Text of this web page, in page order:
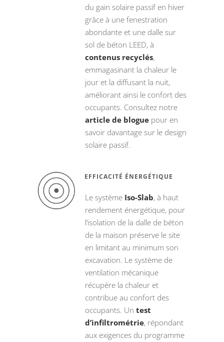
du gain solaire passif en hiver
grâce à une fenestration
abondante et une dalle sur
sol de béton LEED, à
contenus recyclés,
emmagasinant la chaleur le
jour et la diffusant la nuit,
améliorant ainsi le confort des
occupants. Consultez notre
article de blogue pour en
savoir davantage sur le design
solaire passif.
EFFICACITÉ ÉNERGÉTIQUE
Le système Iso-Slab, à haut
rendement énergétique, pour
l’isolation de la dalle de béton
de la maison préserve le site
en limitant au minimum son
excavation. Le système de
ventilation mécanique
récupère la chaleur et
contribue au confort des
occupants. Un test
d’infiltrométrie, répondant
aux exigences du programme